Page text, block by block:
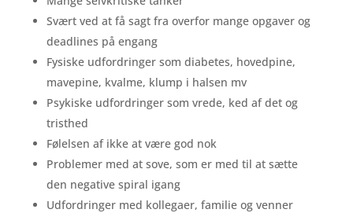
Svært ved at få sagt fra overfor mange opgaver og
deadlines på engang
Fysiske udfordringer som diabetes, hovedpine,
mavepine, kvalme, klump i halsen mv
Psykiske udfordringer som vrede, ked af det og
tristhed
Følelsen af ikke at være god nok
Problemer med at sove, som er med til at sætte
den negative spiral igang
Udfordringer med kollegaer, familie og venner